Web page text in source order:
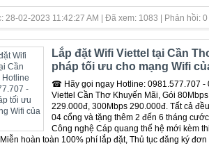
28-02-2023 11:42:27 AM | Đã xem: 1083 | Phản hồi:
Lắp đặt Wifi Viettel tại Cần
pháp tối ưu cho mạng Wifi
☎ Hãy gọi ngay Hotline: 0981.577.707
Viettel Cần Thơ Khuyến Mãi, Gói
229.000đ, 300Mbps 290.000đ. Tất cả
04 cổng và tặng thêm 2 đến 6 tháng
Công nghệ Cáp quang thế hệ mới kèm
hoàn toàn 100% phí lắp đặt, Thủ tục đăng ký đơn